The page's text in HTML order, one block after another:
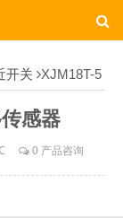
开关 XJM18T-5
感器
0 产品咨询